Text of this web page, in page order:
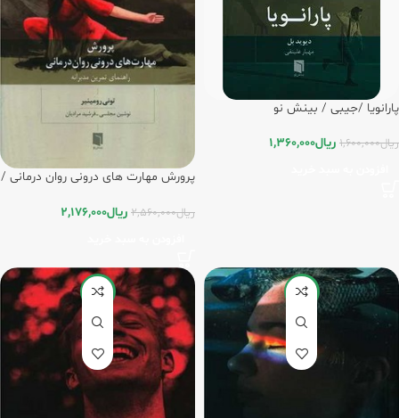
پارانویا /جیبی / بینش نو
ریال1,600,000 ریال1,360,000
پرورش مهارت های درونی روان درمانی /
ریال2,560,000 ریال2,176,000
-20%
-20%